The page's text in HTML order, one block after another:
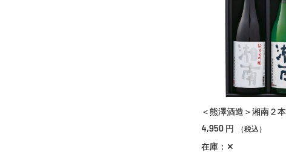
＜熊澤酒造＞湘南２
4,950 円 （税込）
在庫：✕